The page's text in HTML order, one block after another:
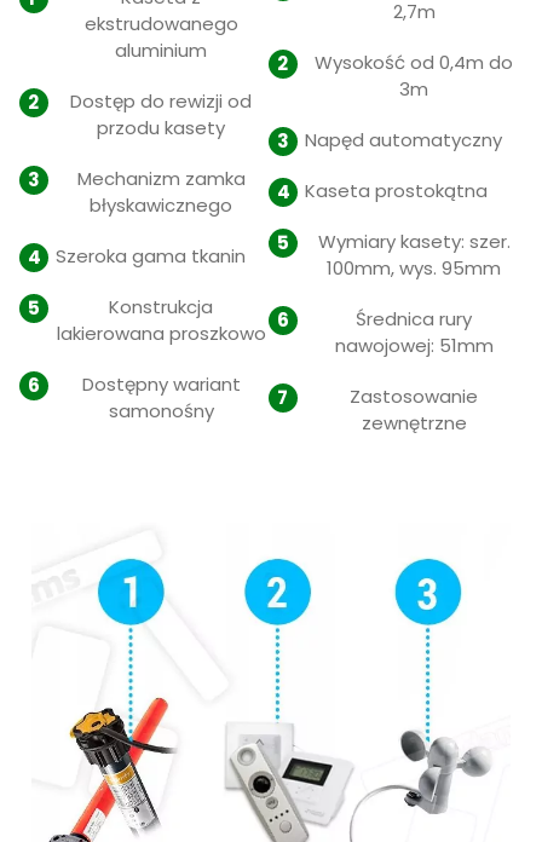
ekstrudowanego
aluminium
Dostęp do rewizji od
przodu kasety
Mechanizm zamka
błyskawicznego
Szeroka gama tkanin
Konstrukcja
lakierowana proszkowo
Dostępny wariant
samonośny
2,7m
Wysokość od 0,4m do
3m
Napęd automatyczny
Kaseta prostokątna
Wymiary kasety: szer.
100mm, wys. 95mm
Średnica rury
nawojowej: 51mm
Zastosowanie
zewnętrzne